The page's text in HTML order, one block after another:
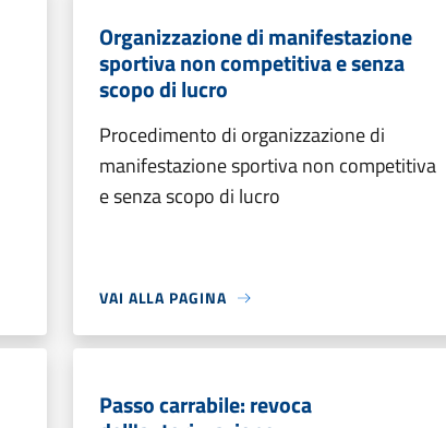
Organizzazione di manifestazione
sportiva non competitiva e senza
scopo di lucro
Procedimento di organizzazione di
manifestazione sportiva non competitiva
e senza scopo di lucro
VAI ALLA PAGINA
Passo carrabile: revoca